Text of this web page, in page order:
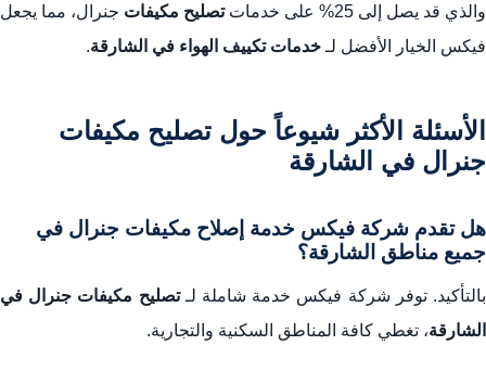
والذي قد يصل إلى 25% على خدمات
تصليح مكيفات جنرال، مما يجعل
فيكس الخيار الأفضل لـ خدمات تكييف الهواء في الشارقة.
الأسئلة الأكثر شيوعاً حول تصليح مكيفات
جنرال في الشارقة
هل تقدم شركة فيكس خدمة إصلاح مكيفات جنرال في
جميع مناطق الشارقة؟
بالتأكيد. توفر شركة فيكس خدمة شاملة لـتصليح مكيفات جنرال في
الشارقة، تغطي كافة المناطق السكنية والتجارية.